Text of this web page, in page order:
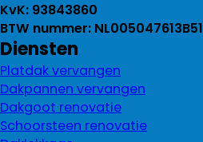
KvK: 93843860
BTW nummer: NL005047613B51
Diensten
Platdak vervangen
Dakpannen vervangen
Dakgoot renovatie
Schoorsteen renovatie